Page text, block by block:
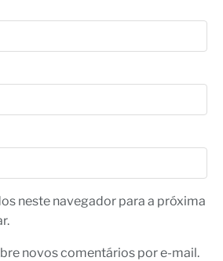
neste navegador para a próxima
novos comentários por e-mail.